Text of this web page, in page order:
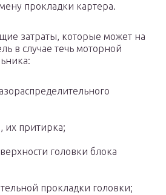
прокладки картера.
затраты, которые может на
в случае течь моторной
их притирка;
головки блока
прокладки головки;